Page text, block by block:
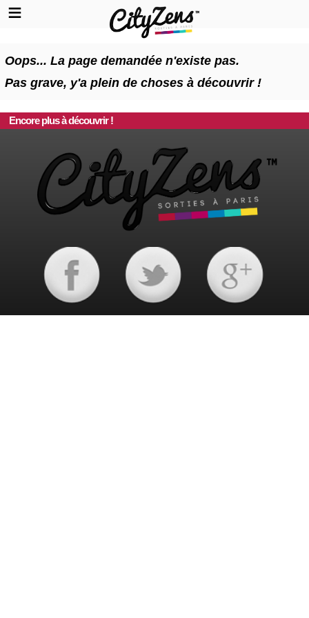
Oops... La page demandée n'existe pas.
Pas grave, y'a plein de choses à découvrir !
Encore plus à découvrir !